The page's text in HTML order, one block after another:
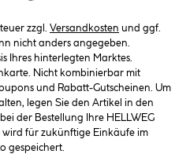
zzgl. Versandkosten und ggf.
nicht anders angegeben.
Ihres hinterlegten Marktes.
Nicht kombinierbar mit
und Rabatt-Gutscheinen. Um
legen Sie den Artikel in den
der Bestellung Ihre HELLWEG
für zukünftige Einkäufe im
gespeichert.